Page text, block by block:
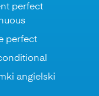
perfect
perfect
angielski